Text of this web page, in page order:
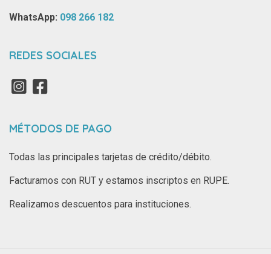
WhatsApp: ‪ 098 266 182‬
REDES SOCIALES
MÉTODOS DE PAGO
Todas las principales tarjetas de crédito/débito.
Facturamos con RUT y estamos inscriptos en RUPE.
Realizamos descuentos para instituciones.